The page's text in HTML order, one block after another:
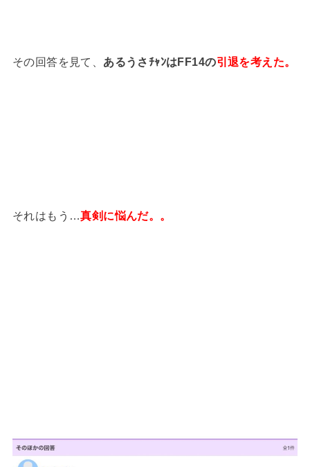
その回答を見て、 あるうさﾁｬﾝはFF14の引退を考えた。
それはもう…真剣に悩んだ。。